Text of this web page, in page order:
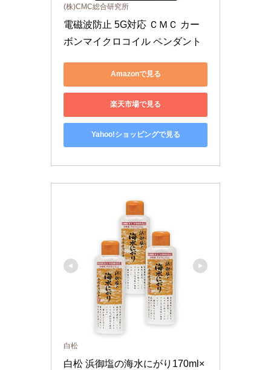
(株)CMC総合研究所
電磁波防止 5G対応 ＣＭＣ カー
ボンマイクロコイル ペンダント
Amazonで見る
楽天市場で見る
Yahoo!ショッピングで見る
白松
白松 浜御塩の海水にがり170ml×